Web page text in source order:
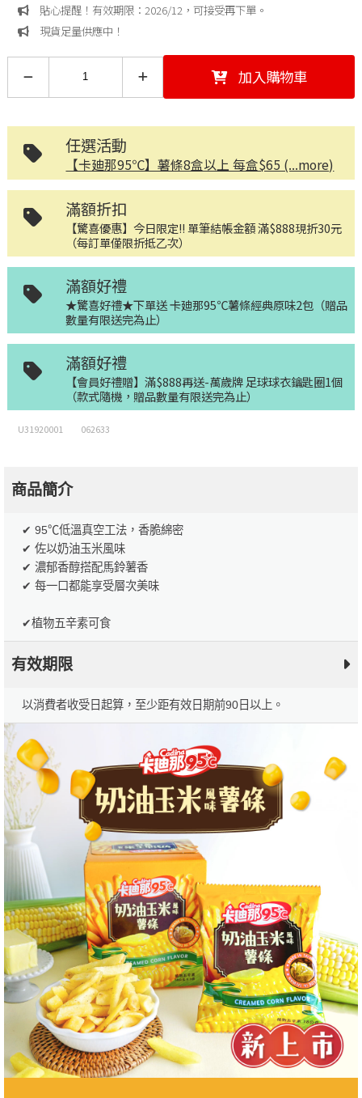
貼心提醒！有效期限：2026/12，可接受再下單。
現貨足量供應中！
加入購物車
任選活動
【卡廸那95℃】薯條8盒以上 每盒$65 (...more)
滿額折扣
【驚喜優惠】今日限定!! 單筆結帳金額 滿$888現折30元
（每訂單僅限折抵乙次）
滿額好禮
★驚喜好禮★下單送 卡廸那95℃薯條經典原味2包（贈品
數量有限送完為止）
滿額好禮
【會員好禮贈】滿$888再送-萬歲牌 足球球衣鑰匙圈1個
（款式隨機，贈品數量有限送完為止）
U31920001 062633
商品簡介
✔ 95℃低溫真空工法，香脆綿密
✔ 佐以奶油玉米風味
✔ 濃郁香醇搭配馬鈴薯香
✔ 每一口都能享受層次美味
✔植物五辛素可食
有效期限
以消費者收受日起算，至少距有效日期前90日以上。